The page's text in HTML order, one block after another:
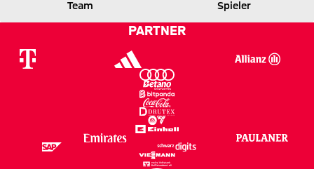
FCB
Team Spieler
PARTNER